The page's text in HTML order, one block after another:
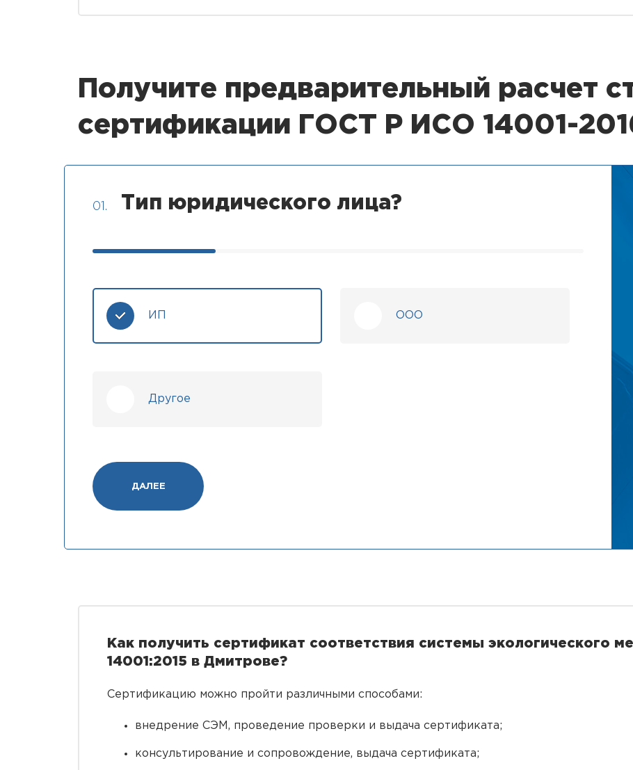
Получите предварительный расчет
сертификации ГОСТ Р ИСО 14001-
01. Тип юридического лица?
ИП ООО
Другое
ДАЛЕЕ
Как получить сертификат соответствия системы экологического
14001:2015 в Дмитрове?
Сертификацию можно пройти различными способами:
внедрение СЭМ, проведение проверки и выдача сертификата;
консультирование и сопровождение, выдача сертификата;